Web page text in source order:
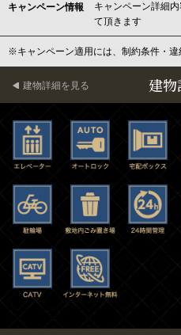
キャンペーン情報
キャンペーン詳細
て頂きます
※キャンペーン適用には、制約条件・違
建
建物詳細を見る